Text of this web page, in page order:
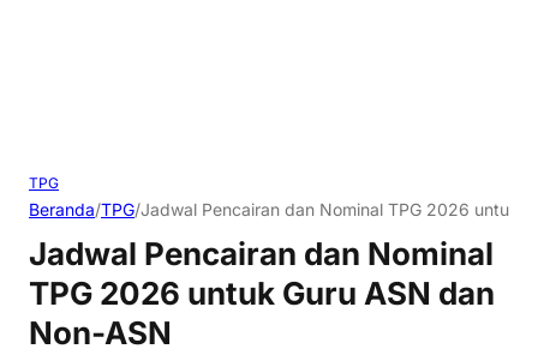
TPG
Beranda/TPG/Jadwal Pencairan dan Nominal TPG 2026 untuk
Jadwal Pencairan dan Nominal
TPG 2026 untuk Guru ASN dan
Non-ASN